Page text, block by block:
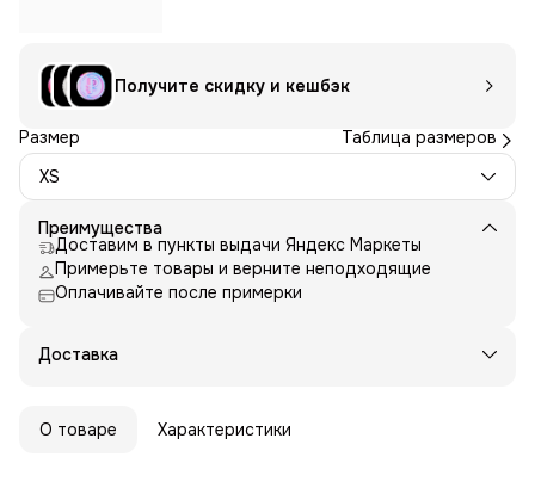
Получите скидку и кешбэк
Размер
Таблица размеров
XS
Преимущества
Доставим в пункты выдачи Яндекс Маркеты
Примерьте товары и верните неподходящие
Оплачивайте после примерки
Доставка
О товаре Характеристики